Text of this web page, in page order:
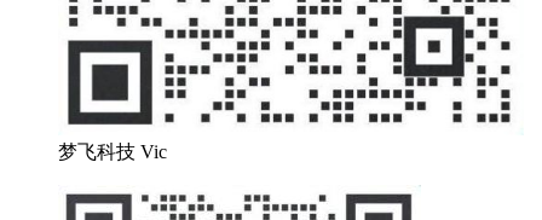
梦飞科技 Vic